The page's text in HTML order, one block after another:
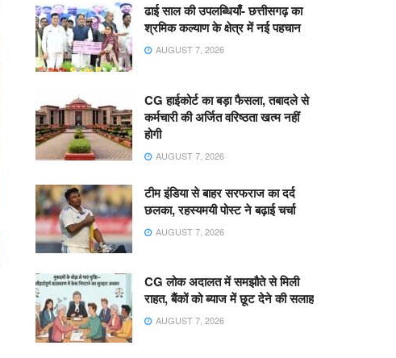
ढाई साल की उपलब्धियाँ- छत्तीसगढ़ का
श्रमिक कल्याण के क्षेत्र में नई पहचान
AUGUST 7, 2026
CG हाईकोर्ट का बड़ा फैसला, तबादले से
कर्मचारी की अर्जित वरिष्ठता खत्म नहीं
होगी
AUGUST 7, 2026
टीम इंडिया से बाहर सरफराज का दर्द
छलका, रहस्यमयी पोस्ट ने बढ़ाई चर्चा
AUGUST 7, 2026
CG लोक अदालत में समझौते से मिली
राहत, बैंकों को ब्याज में छूट देने की सलाह
AUGUST 7, 2026